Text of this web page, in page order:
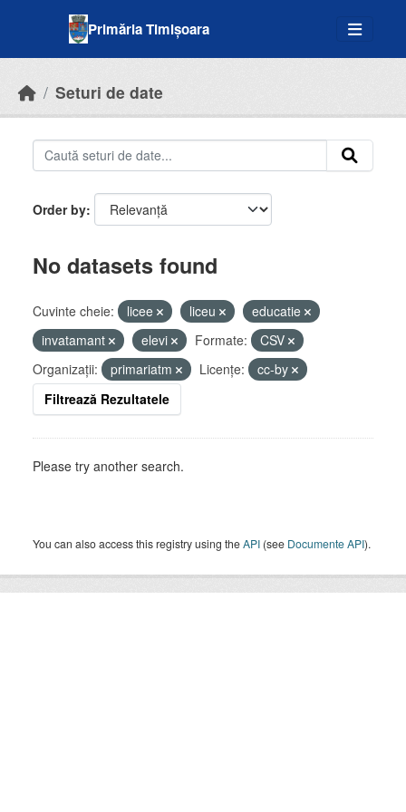
Primăria Timișoara
Seturi de date
Order by
No datasets found
Cuvinte cheie: licee liceu
educatie
invatamant
elevi Formate:
CSV
Organizații:
primariatm Licenţe:
cc-by
Filtrează Rezultatele
Please try another search.
You can also access this registry using theAPI (see Documente API).